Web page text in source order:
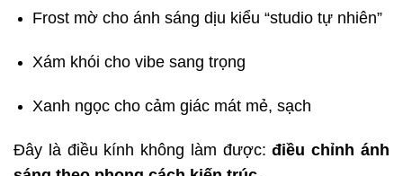
Frost mờ cho ánh sáng dịu kiểu “studio tự nhiên”
Xám khói cho vibe sang trọng
Xanh ngọc cho cảm giác mát mẻ, sạch
Đây là điều kính không làm được:điều chỉnh ánh